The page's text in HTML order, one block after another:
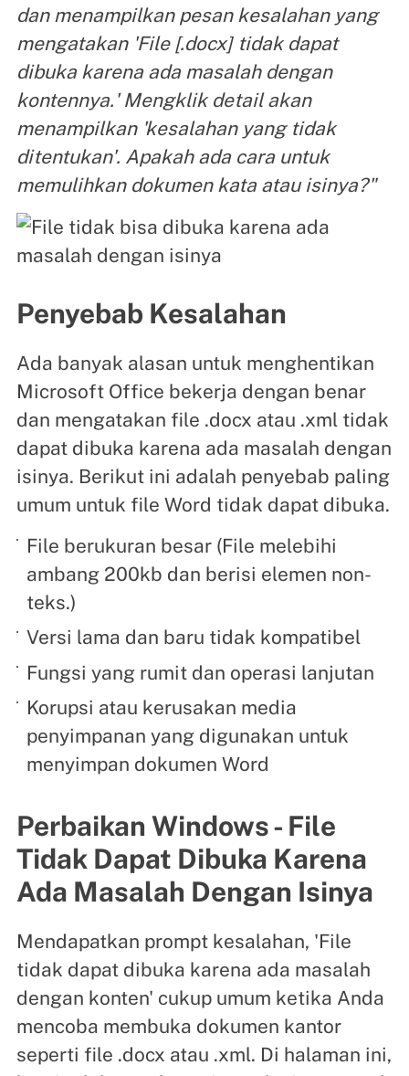
dan menampilkan pesan kesalahan yang
mengatakan 'File [.docx] tidak dapat
dibuka karena ada masalah dengan
kontennya.' Mengklik detail akan
menampilkan 'kesalahan yang tidak
ditentukan'. Apakah ada cara untuk
memulihkan dokumen kata atau isinya?"
Penyebab Kesalahan
Ada banyak alasan untuk menghentikan
Microsoft Office bekerja dengan benar
dan mengatakan file .docx atau .xml tidak
dapat dibuka karena ada masalah dengan
isinya. Berikut ini adalah penyebab paling
umum untuk file Word tidak dapat dibuka.
File berukuran besar (File melebihi
ambang 200kb dan berisi elemen non-
teks.)
Versi lama dan baru tidak kompatibel
Fungsi yang rumit dan operasi lanjutan
Korupsi atau kerusakan media
penyimpanan yang digunakan untuk
menyimpan dokumen Word
Perbaikan Windows - File
Tidak Dapat Dibuka Karena
Ada Masalah Dengan Isinya
Mendapatkan prompt kesalahan, 'File
tidak dapat dibuka karena ada masalah
dengan konten' cukup umum ketika Anda
mencoba membuka dokumen kantor
seperti file .docx atau .xml. Di halaman ini,